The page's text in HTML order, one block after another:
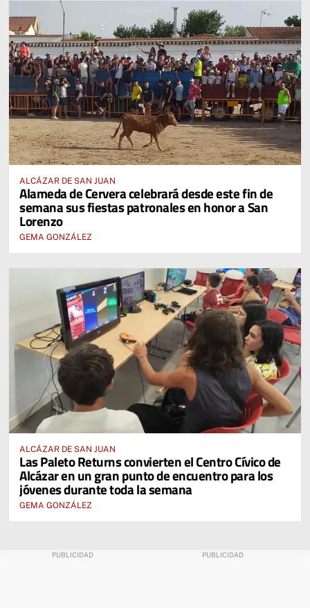
ALCÁZAR DE SAN JUAN
Alameda de Cervera celebrará desde este fin de
semana sus fiestas patronales en honor a San
Lorenzo
GEMA GONZÁLEZ
ALCÁZAR DE SAN JUAN
Las Paleto Returns convierten el Centro Cívico de
Alcázar en un gran punto de encuentro para los
jóvenes durante toda la semana
GEMA GONZÁLEZ